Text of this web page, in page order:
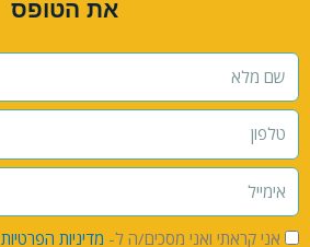
את הטופס
אני קראתי ואני מסכים/ה ל- מדיניות הפרטיות